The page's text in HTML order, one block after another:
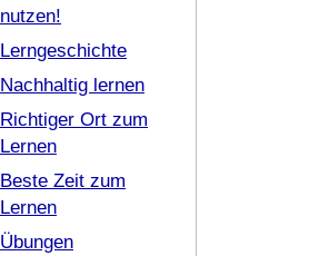
nutzen!
Lerngeschichte
Nachhaltig lernen
Richtiger Ort zum
Lernen
Beste Zeit zum
Lernen
Übungen